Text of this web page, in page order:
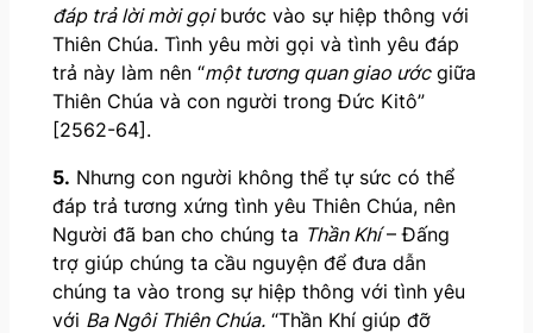
đáp trả lời mời gọibước vào sự hiệp thông với
Thiên Chúa. Tình yêu mời gọi và tình yêu đáp
trả này làm nên “một tương quan giao ướcgiữa
Thiên Chúa và con người trong Đức Kitô”
[2562-64].
5. Nhưng con người không thể tự sức có thể
đáp trả tương xứng tình yêu Thiên Chúa, nên
Người đã ban cho chúng ta Thần Khí– Đấng
trợ giúp chúng ta cầu nguyện để đưa dẫn
chúng ta vào trong sự hiệp thông với tình yêu
với Ba Ngôi Thiên Chúa.“Thần Khí giúp đỡ